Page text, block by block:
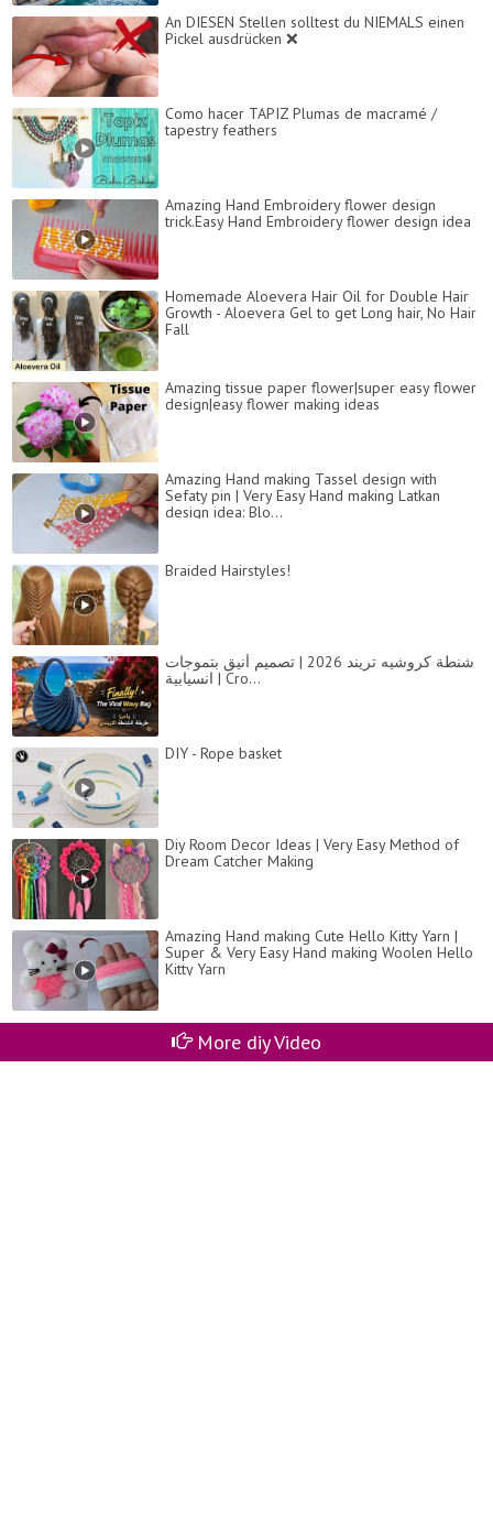
An DIESEN Stellen solltest du NIEMALS einen
Pickel ausdrücken ❌
Como hacer TAPIZ Plumas de macramé /
tapestry feathers
Amazing Hand Embroidery flower design
trick.Easy Hand Embroidery flower design idea
Homemade Aloevera Hair Oil for Double Hair
Growth - Aloevera Gel to get Long hair, No Hair
Fall
Amazing tissue paper flower|super easy flower
design|easy flower making ideas
Amazing Hand making Tassel design with
Sefaty pin | Very Easy Hand making Latkan
design idea: Blo...
Braided Hairstyles!
شنطة كروشيه تريند 2026 | تصميم أنيق بتموجات
انسيابية | Cro...
DIY - Rope basket
Diy Room Decor Ideas | Very Easy Method of
Dream Catcher Making
Amazing Hand making Cute Hello Kitty Yarn |
Super & Very Easy Hand making Woolen Hello
Kitty Yarn
More diy Video